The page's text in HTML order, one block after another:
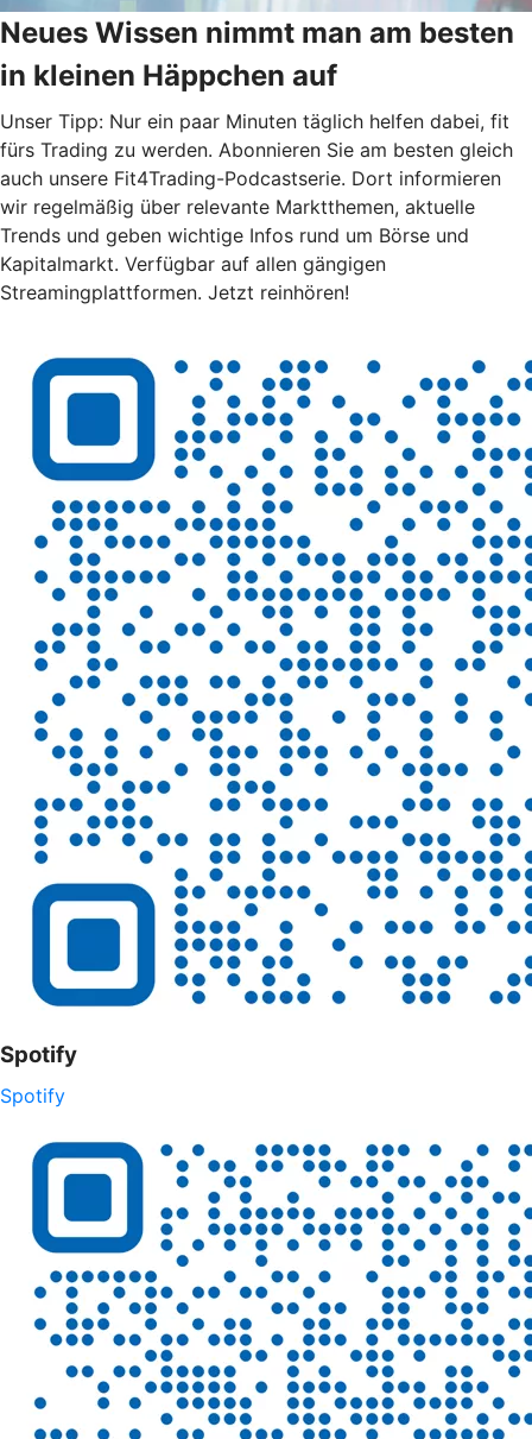
Neues Wissen nimmt man am besten
in kleinen Häppchen auf
Unser Tipp: Nur ein paar Minuten täglich helfen dabei, fit
fürs Trading zu werden. Abonnieren Sie am besten gleich
auch unsere Fit4Trading-Podcastserie. Dort informieren
wir regelmäßig über relevante Marktthemen, aktuelle
Trends und geben wichtige Infos rund um Börse und
Kapitalmarkt. Verfügbar auf allen gängigen
Streamingplattformen. Jetzt reinhören!
Spotify
Spotify